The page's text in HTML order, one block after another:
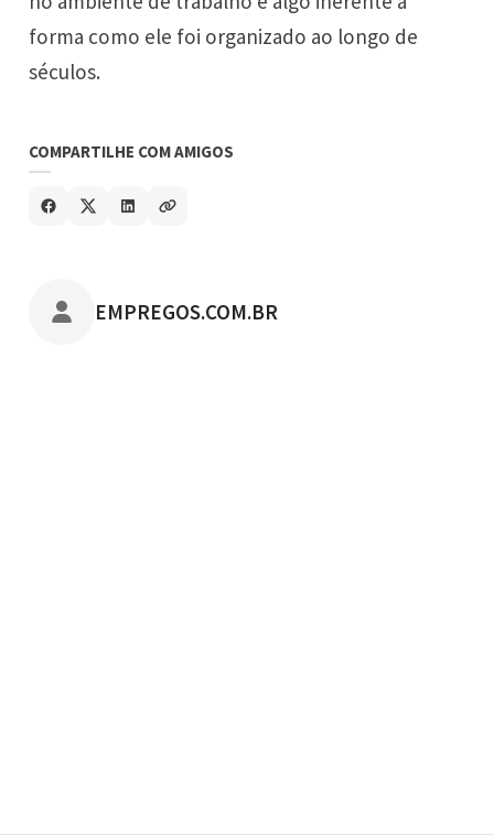
forma como ele foi organizado ao longo de
séculos.
COMPARTILHE COM AMIGOS
POSTADO POR
EMPREGOS.COM.BR